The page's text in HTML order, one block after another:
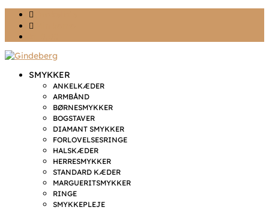
SMYKKER
ANKELKÆDER
ARMBÅND
BØRNESMYKKER
BOGSTAVER
DIAMANT SMYKKER
FORLOVELSESRINGE
HALSKÆDER
HERRESMYKKER
STANDARD KÆDER
MARGUERITSMYKKER
RINGE
SMYKKEPLEJE